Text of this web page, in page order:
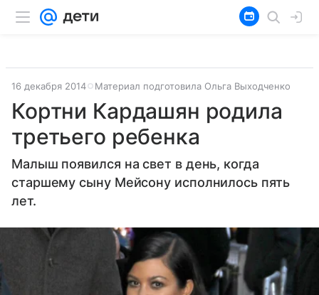
16 декабря 2014 Материал подготовила Ольга Выходченко
Кортни Кардашян родила
третьего ребенка
Малыш появился на свет в день, когда
старшему сыну Мейсону исполнилось пять
лет.